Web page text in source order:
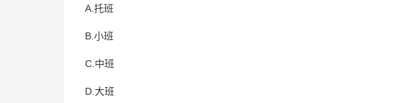
A.托班
B.小班
C.中班
D.大班